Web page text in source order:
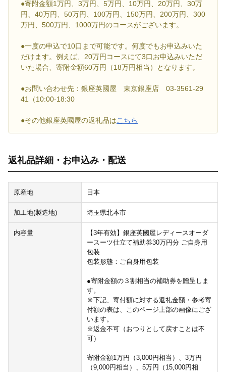
●寄附金額1万円、3万円、5万円、10万円、20万円、30万
円、40万円、50万円、100万円、150万円、200万円、300
万円、500万円、1000万円のコースがございます。
●一度の申込で10口まで可能です。何度でもお申込みいた
だけます。例えば、20万円コースにて3口お申込みいただ
いた場合、寄附金額60万円（18万円相当）となります。
●お問い合わせ先：銀座英國屋 東京銀座店 03-3561-29
41（10:00-18:30
●その他銀座英國屋の返礼品はこちら
返礼品詳細・お申込み・配送
原産地 日本
加工地(製造地) 埼玉県北本市
内容量
【3年有効】銀座英國屋レディースオーダ
ースーツ仕立て補助券30万円分 ご自身用
包装
包装形態：ご自身用包装
●寄附金額の３割相当の補助券を贈呈しま
す。
※下記、寄付額に対する返礼金額・参考寄
付額の表は、このページ上部の画像にござ
います。
※返金不可（おつりとして戻すことは不
可）
寄附金額1万円（3,000円相当）、3万円
（9,000円相当）、5万円（15,000円相